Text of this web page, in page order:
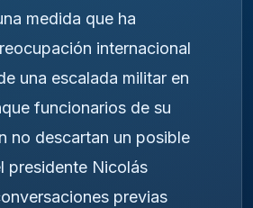
medida que ha
internacional
una escalada militar en
funcionarios de su
no descartan un posible
presidente Nicolás
previas